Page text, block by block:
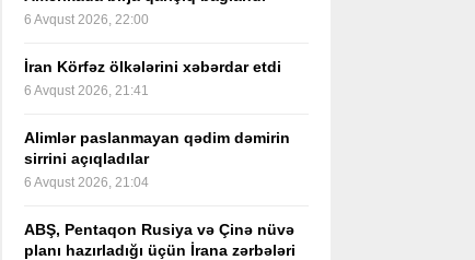
6 Avqust 2026, 22:00
İran Körfəz ölkələrini xəbərdar etdi
6 Avqust 2026, 21:41
Alimlər paslanmayan qədim dəmirin
sirrini açıqladılar
6 Avqust 2026, 21:04
ABŞ, Pentaqon Rusiya və Çinə nüvə
planı hazırladığı üçün İrana zərbələri